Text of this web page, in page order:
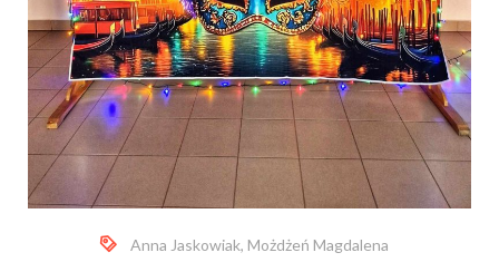
Anna Jaskowiak, Możdżeń Magdalena